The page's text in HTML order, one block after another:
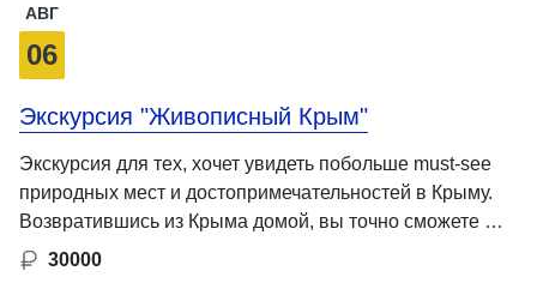
АВГ
06
Экскурсия "Живописный Крым"
Экскурсия для тех, хочет увидеть побольше must-see
природных мест и достопримечательностей в Крыму.
Возвратившись из Крыма домой, вы точно сможете …
30000